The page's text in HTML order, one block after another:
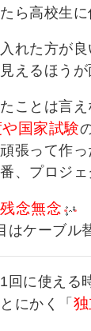
ら高校生
れた方が良
えるほうが
ことは言え
国家試験
張って作
、プロジ
残念無念
はケーブル
回に使える
にかく「